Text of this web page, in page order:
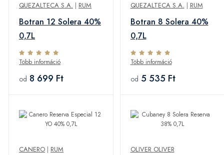
QUEZALTECA S.A. | RUM
Botran 12 Solera 40%
0,7L
Több információ
od 8 699 Ft
QUEZALTECA S.A. | RUM
Botran 8 Solera 40%
0,7L
Több információ
od 5 535 Ft
CANERO | RUM
OLIVER OLIVER